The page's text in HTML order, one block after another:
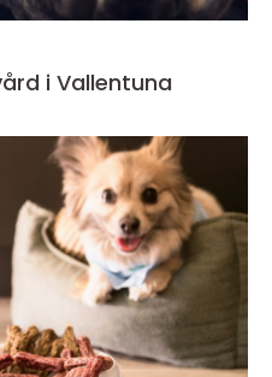
i Vallentuna